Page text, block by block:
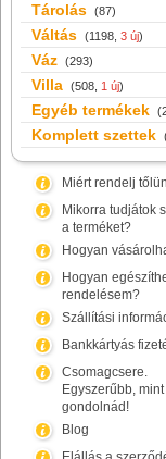
Tárolás (87)
Váltás (1198, 3 új)
Váz (293)
Villa (508, 1 új)
Egyéb termékek
Komplett szettek
Miért rendelj
Mikorra tudjátok
a terméket?
Hogyan
Hogyan
rendelésem?
Szállítási
Bankkártyás
Csomagcsere.
Egyszerűbb, mint
gondolnád!
Blog